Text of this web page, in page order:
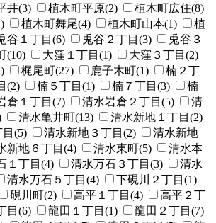
井(3) 植木町平原(2)
植木町広住(8)
植木町舞尾(4) 植木町山本(1)
植
谷１丁目(6) 兎谷２丁目(3)
兎谷３
(10) 大窪１丁目(1)
大窪３丁目(2)
梶尾町(27) 鹿子木町(1)
楠２丁
(2) 楠５丁目(1) 楠７丁目(3)
楠
倉１丁目(7) 清水岩倉２丁目(5)
清
清水亀井町(13)
清水新地１丁目(2)
(5)
清水新地３丁目(2)
清水新地
新地６丁目(4) 清水東町(5)
清水本
１丁目(4) 清水万石３丁目(3)
清水
清水万石５丁目(4)
下硯川２丁目(1)
硯川町(2) 高平１丁目(4)
高平２丁
目(6) 龍田１丁目(1)
龍田２丁目(7)